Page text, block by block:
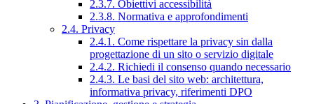
2.3.7. Obiettivi accessibilità
2.3.8. Normativa e approfondimenti
2.4. Privacy
2.4.1. Come rispettare la privacy sin dalla
progettazione di un sito o servizio digitale
2.4.2. Richiedi il consenso quando necessario
2.4.3. Le basi del sito web: architettura,
informativa privacy, riferimenti DPO